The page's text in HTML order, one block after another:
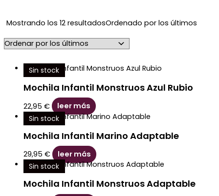
Mostrando los 12 resultadosOrdenado por los últimos
Sin stock
Mochila Infantil Monstruos Azul Rubio
22,95 €
leer más
Sin stock
Mochila Infantil Marino Adaptable
29,95 €
leer más
Sin stock
Mochila Infantil Monstruos Adaptable